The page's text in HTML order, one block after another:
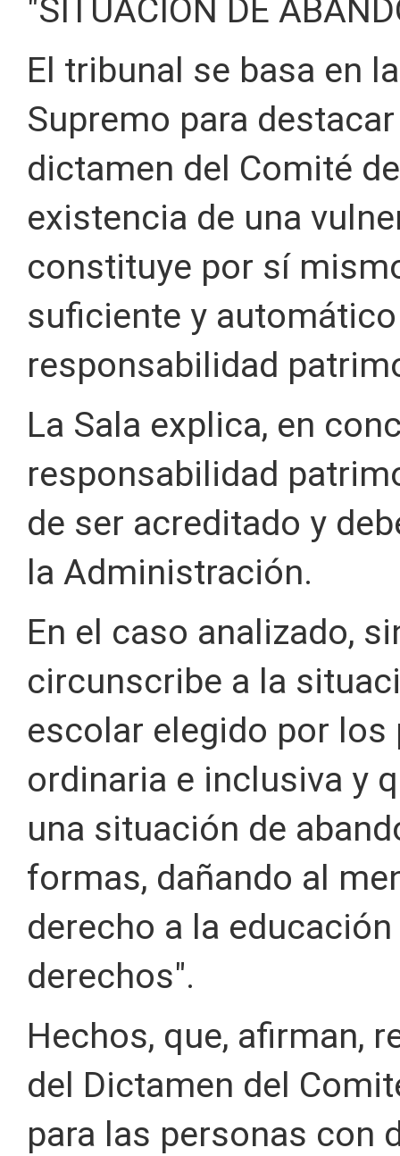
"SITUACIÓN DE
El tribunal se basa en
Supremo para
dictamen del Comité
existencia de una
constituye por sí
suficiente y
responsabilidad
La Sala explica, en
responsabilidad
de ser acreditado y
la Administración.
En el caso analizado,
circunscribe a la
escolar elegido por los
ordinaria e inclusiva y
una situación de
formas, dañando al
derecho a la
derechos".
Hechos, que, afirman,
del Dictamen del
para las personas con